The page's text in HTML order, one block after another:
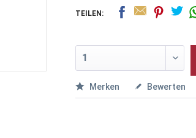
TEILEN:
Merken Bewerten